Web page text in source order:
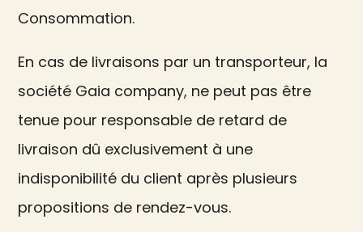
Consommation.
En cas de livraisons par un transporteur, la
société Gaia company, ne peut pas être
tenue pour responsable de retard de
livraison dû exclusivement à une
indisponibilité du client après plusieurs
propositions de rendez-vous.